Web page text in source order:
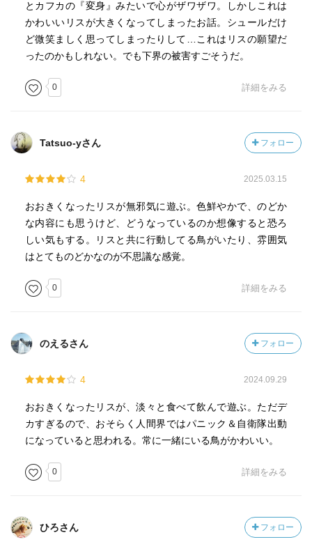
とカフカの『変身』みたいで心がザワザワ。しかしこれは
かわいいリスが大きくなってしまったお話。シュールだけ
ど微笑ましく思ってしまったりして…これはリスの願望だ
ったのかもしれない。でも下界の被害すごそうだ。
0 詳細をみる
Tatsuo-yさん フォロー
4 2025.03.15
おおきくなったリスが無邪気に遊ぶ。色鮮やかで、のどか
な内容にも思うけど、どうなっているのか想像すると恐ろ
しい気もする。リスと共に行動してる鳥がいたり、雰囲気
はとてものどかなのが不思議な感覚。
0 詳細をみる
のえるさん フォロー
4 2024.09.29
おおきくなったリスが、淡々と食べて飲んで遊ぶ。ただデ
カすぎるので、おそらく人間界ではパニック＆自衛隊出動
になっていると思われる。常に一緒にいる鳥がかわいい。
0 詳細をみる
ひろさん フォロー